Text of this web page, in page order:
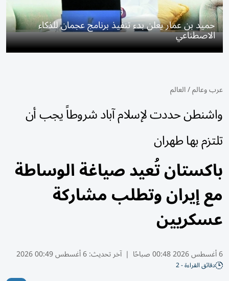
حميد بن عمار يعلن بدء تنفيذ برنامج عجمان للذكاء
الاصطناعي
عرب وعالم/العالم
واشنطن حددت لإسلام آباد شروطاً يجب أن
تلتزم بها طهران
باكستان تُعيد صياغة الوساطة
مع إيران وتطلب مشاركة
عسكريين
6 أغسطس 2026 00:48 صباحًا | آخر تحديث:6 أغسطس 00:49 2026
دقائق القراءة - 2